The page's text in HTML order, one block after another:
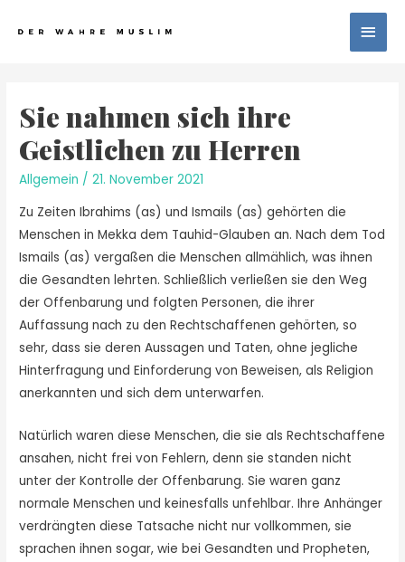
Sie nahmen sich ihre
Geistlichen zu Herren
Allgemein /21. November 2021
Zu Zeiten Ibrahims (as) und Ismails (as) gehörten die
Menschen in Mekka dem Tauhid-Glauben an. Nach dem Tod
Ismails (as) vergaßen die Menschen allmählich, was ihnen
die Gesandten lehrten. Schließlich verließen sie den Weg
der Offenbarung und folgten Personen, die ihrer
Auffassung nach zu den Rechtschaffenen gehörten, so
sehr, dass sie deren Aussagen und Taten, ohne jegliche
Hinterfragung und Einforderung von Beweisen, als Reli­gion
anerkannten und sich dem unterwarfen.
Natürlich waren diese Menschen, die sie als Rechtschaffene
ansahen, nicht frei von Fehlern, denn sie standen nicht
unter der Kontrolle der Offenbarung. Sie waren ganz
normale Menschen und keinesfalls unfehlbar. Ihre Anhänger
verdrängten diese Tatsache nicht nur vollkommen, sie
sprachen ihnen sogar, wie bei Gesandten und Propheten,